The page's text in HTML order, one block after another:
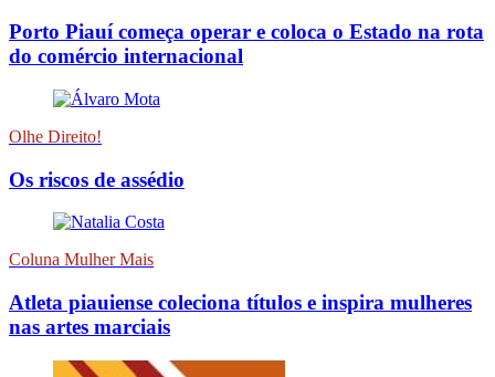
Porto Piauí começa operar e coloca o Estado na rota
do comércio internacional
Olhe Direito!
Os riscos de assédio
Coluna Mulher Mais
Atleta piauiense coleciona títulos e inspira mulheres
nas artes marciais